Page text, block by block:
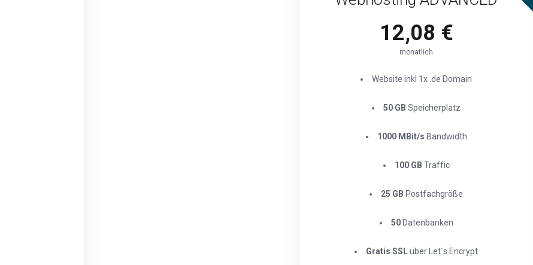
12,08 €
monatlich
Website inkl 1x .de Domain
50 GB Speicherplatz
1000 MBit/s Bandwidth
100 GB Traffic
25 GB Postfachgröße
50Datenbanken
Gratis SSLüber Let´s Encrypt